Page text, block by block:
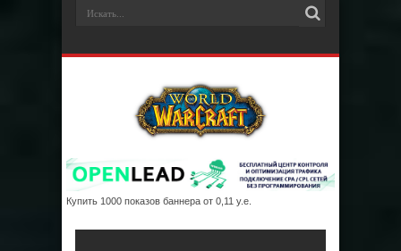
Купить 1000 показов баннера от 0,11 у.е.